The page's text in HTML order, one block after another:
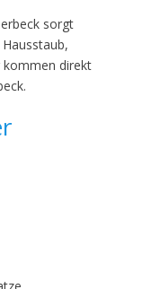
sorgt
kommen direkt